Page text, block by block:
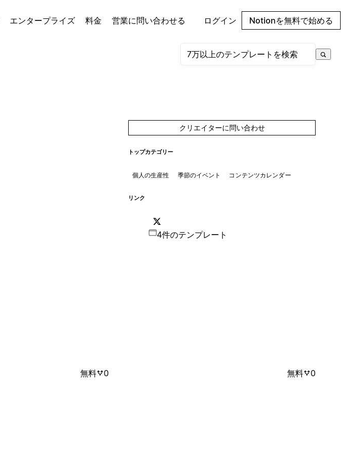
エンタープライズ 料金 営業に問い合わせる ログイン Notionを無料で始める
クリエイターに問い合わせ
トップカテゴリー
個人の生産性 季節のイベント コンテンツカレンダー
リンク
4件のテンプレート
無料 0 無料 0